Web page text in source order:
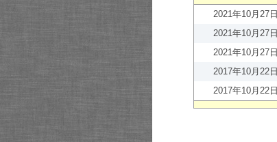
2021年10月27日
2021年10月27日
2021年10月27日
2017年10月22日
2017年10月22日